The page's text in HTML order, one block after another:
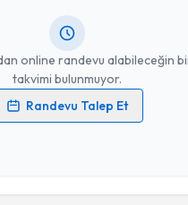
online randevu alabileceğin
takvimi bulunmuyor.
Randevu Talep Et
işlenmesine ilişkinAydınlatma